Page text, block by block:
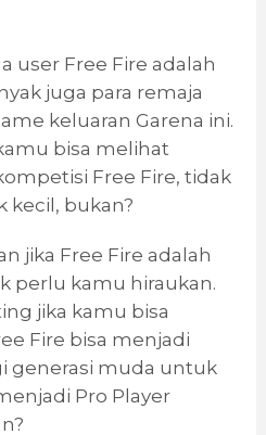
user Free Fire adalah
juga para remaja
keluaran Garena ini.
bisa melihat
Free Fire, tidak
kecil, bukan?
jika Free Fire adalah
perlu kamu hiraukan.
jika kamu bisa
Fire bisa menjadi
generasi muda untuk
Pro Player